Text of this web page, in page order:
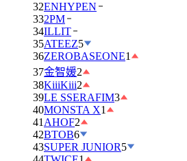
32ENHYPEN
332PM
34ILLIT
35ATEEZ5
36ZEROBASEONE1
37金智媛2
38KiiiKiii2
39LE SSERAFIM3
40MONSTA X1
41 AHOF2
42BTOB6
43SUPER JUNIOR5